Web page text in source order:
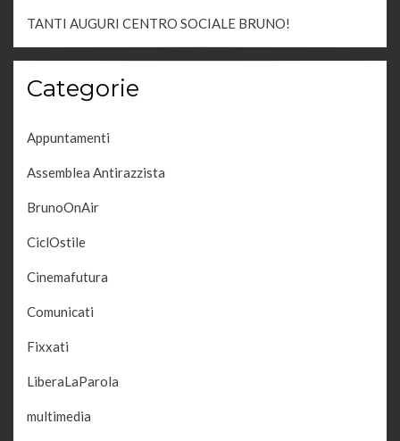
TANTI AUGURI CENTRO SOCIALE BRUNO!
Categorie
Appuntamenti
Assemblea Antirazzista
BrunoOnAir
CiclOstile
Cinemafutura
Comunicati
Fixxati
LiberaLaParola
multimedia